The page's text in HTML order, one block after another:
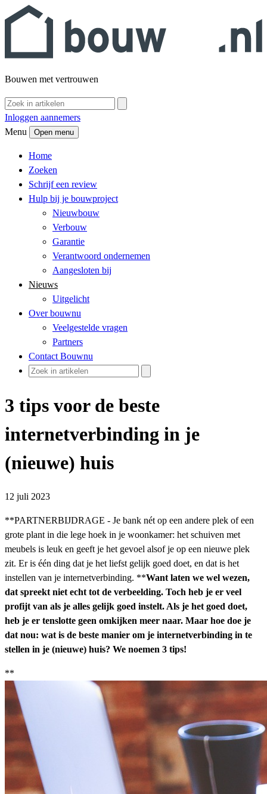
Bouwen met vertrouwen
Inloggen aannemers
Menu
Open menu
Home
Zoeken
Schrijf een review
Hulp bij je bouwproject
Nieuwbouw
Verbouw
Garantie
Verantwoord ondernemen
Aangesloten bij
Nieuws
Uitgelicht
Over bouwnu
Veelgestelde vragen
Partners
Contact Bouwnu
3 tips voor de beste
internetverbinding in je
(nieuwe) huis
12 juli 2023
**PARTNERBIJDRAGE - Je bank nét op een andere plek of een
grote plant in die lege hoek in je woonkamer: het schuiven met
meubels is leuk en geeft je het gevoel alsof je op een nieuwe plek
zit. Er is één ding dat je het liefst gelijk goed doet, en dat is het
instellen van je internetverbinding. **Want laten we wel wezen,
dat spreekt niet echt tot de verbeelding. Toch heb je er veel
profijt van als je alles gelijk goed instelt. Als je het goed doet,
heb je er tenslotte geen omkijken meer naar. Maar hoe doe je
dat nou: wat is de beste manier om je internetverbinding in te
stellen in je (nieuwe) huis? We noemen 3 tips!
**